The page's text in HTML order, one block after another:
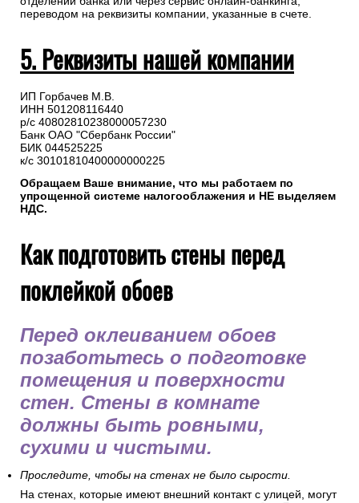
В назначении платежа укажите номер заказа.
переводом на реквизиты компании, указанные в счете.
5. Реквизиты нашей компании
ИП Горбачев М.В.
ИНН 501208116440
р/с 40802810238000057230
Банк ОАО "Сбербанк России"
БИК 044525225
к/с 30101810400000000225
НДС.
Как подготовить стены перед
поклейкой обоев
Перед оклеиванием обоев
позаботьтесь о подготовке
помещения и поверхности
стен. Стены в комнате
должны быть ровными,
сухими и чистыми.